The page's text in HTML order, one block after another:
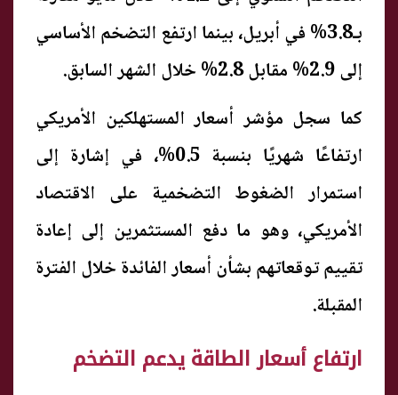
بـ3.8% في أبريل، بينما ارتفع التضخم الأساسي
إلى 2.9% مقابل 2.8% خلال الشهر السابق.
كما سجل مؤشر أسعار المستهلكين الأمريكي
ارتفاعًا شهريًا بنسبة 0.5%، في إشارة إلى
استمرار الضغوط التضخمية على الاقتصاد
الأمريكي، وهو ما دفع المستثمرين إلى إعادة
تقييم توقعاتهم بشأن أسعار الفائدة خلال الفترة
المقبلة.
ارتفاع أسعار الطاقة يدعم التضخم